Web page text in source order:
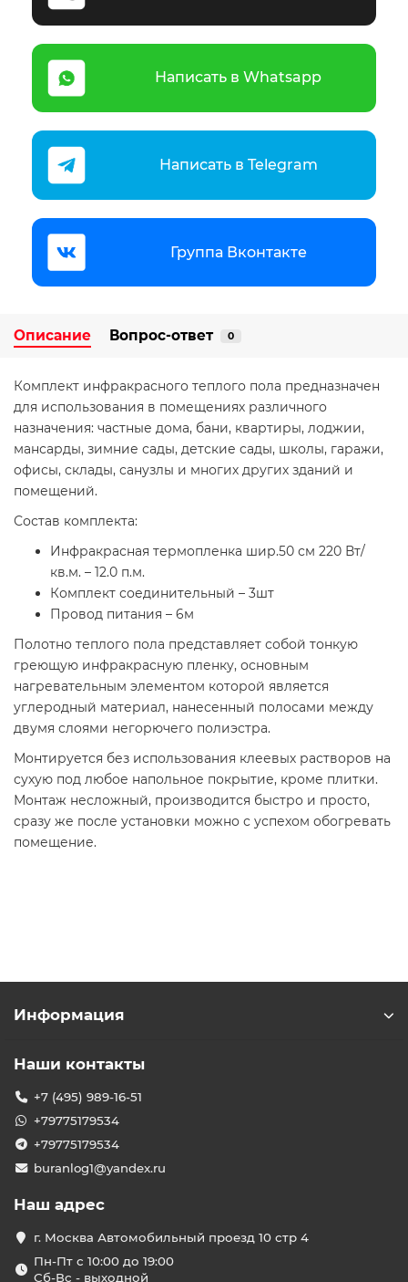
Написать в Whatsapp
Написать в Telegram
Группа Вконтакте
Описание Вопрос-ответ 0
Комплект инфракрасного теплого пола предназначен
для использования в помещениях различного
назначения: частные дома, бани, квартиры, лоджии,
мансарды, зимние сады, детские сады, школы, гаражи,
офисы, склады, санузлы и многих других зданий и
помещений.
Состав комплекта:
Инфракрасная термопленка шир.50 см 220 Вт/
кв.м. – 12.0 п.м.
Комплект соединительный – 3шт
Провод питания – 6м
Полотно теплого пола представляет собой тонкую
греющую инфракрасную пленку, основным
нагревательным элементом которой является
углеродный материал, нанесенный полосами между
двумя слоями негорючего полиэстра.
Монтируется без использования клеевых растворов на
сухую под любое напольное покрытие, кроме плитки.
Монтаж несложный, производится быстро и просто,
сразу же после установки можно с успехом обогревать
помещение.
Информация
Наши контакты
+7 (495) 989-16-51
+79775179534
+79775179534
buranlog1@yandex.ru
Наш адрес
г. Москва Автомобильный проезд 10 стр 4
Пн-Пт с 10:00 до 19:00
Сб-Вс - выходной